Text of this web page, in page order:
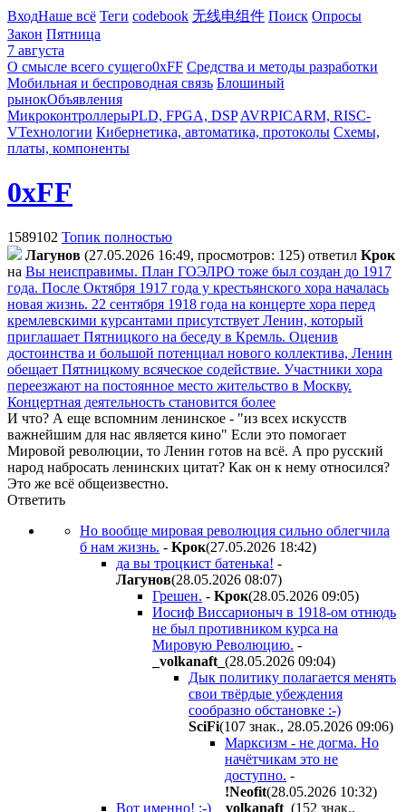
ВходНаше всё Теги codebook 无线电组件 Поиск Опросы
Закон Пятница
7 августа
О смысле всего сущего0xFF Средства и методы разработки
Мобильная и беспроводная связь Блошиный
рынокОбъявления
МикроконтроллерыPLD, FPGA, DSP AVRPICARM, RISC-
VТехнологии Кибернетика, автоматика, протоколы Схемы,
платы, компоненты
0xFF
1589102 Топик полностью
Лaгyнoв (27.05.2026 16:49, просмотров: 125) ответил Kpoк
на Вы неисправимы. План ГОЭЛРО тоже был создан до 1917
года. После Октября 1917 года у крестьянского хора началась
новая жизнь. 22 сентября 1918 года на концерте хора перед
кремлевскими курсантами присутствует Ленин, который
приглашает Пятницкого на беседу в Кремль. Оценив
достоинства и большой потенциал нового коллектива, Ленин
обещает Пятницкому всяческое содействие. Участники хора
переезжают на постоянное место жительство в Москву.
Концертная деятельность становится более
И что? А еще вспомним ленинское - "из всех искусств
важнейшим для нас является кино" Если это помогает
Мировой революции, то Ленин готов на всё. А про русский
народ набросать ленинских цитат? Как он к нему относился?
Это же всё общеизвестно.
Ответить
Но вообще мировая революция сильно облегчила
б нам жизнь. - Kpoк(27.05.2026 18:42)
да вы троцкист батенька! -
Лaгyнoв(28.05.2026 08:07)
Грешен. - Kpoк(28.05.2026 09:05)
Иосиф Виссарионыч в 1918-ом отнюдь
не был противником курса на
Мировую Революцию. -
_volkanaft_ (28.05.2026 09:04)
Дык политику полагается менять
свои твёрдые убеждения
сообразно обстановке :-)
SciFi(107 знак., 28.05.2026 09:06)
Марксизм - не догма. Но
начётчикам это не
доступно. -
!Neofit(28.05.2026 10:32)
Вот именно! :-)
_volkanaft_ (152 знак.,